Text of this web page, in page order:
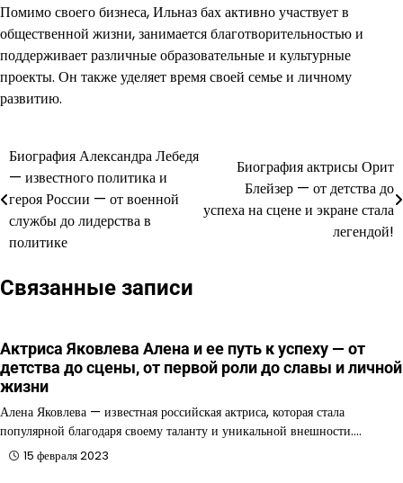
Помимо своего бизнеса, Ильназ бах активно участвует в
общественной жизни, занимается благотворительностью и
поддерживает различные образовательные и культурные
проекты. Он также уделяет время своей семье и личному
развитию.
Навигация
по
записям
Биография Александра Лебедя
— известного политика и
героя России — от военной
службы до лидерства в
политике
Биография актрисы Орит
Блейзер — от детства до
успеха на сцене и экране стала
легендой!
Связанные записи
Актриса Яковлева Алена и ее путь к успеху — от
детства до сцены, от первой роли до славы и личной
жизни
Алена Яковлева — известная российская актриса, которая стала
популярной благодаря своему таланту и уникальной внешности.…
15 февраля 2023